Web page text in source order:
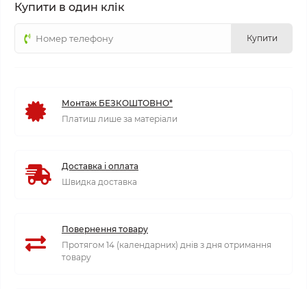
Купити в один клік
Купити
Монтаж БЕЗКОШТОВНО*
Платиш лише за матеріали
Доставка і оплата
Швидка доставка
Повернення товару
Протягом 14 (календарних) днів з дня отримання
товару